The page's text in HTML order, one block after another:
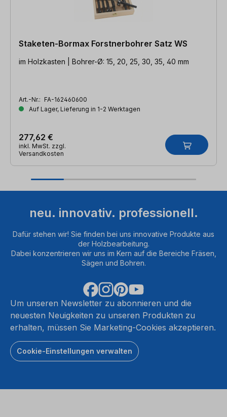
Staketen-Bormax Forstnerbohrer Satz WS
im Holzkasten | Bohrer-Ø: 15, 20, 25, 30, 35, 40 mm
Art.-Nr.: FA-162460600
Auf Lager, Lieferung in 1-2 Werktagen
277,62 €
inkl. MwSt. zzgl.
Versandkosten
neu. innovativ. professionell.
Dafür stehen wir! Sie finden bei uns innovative Produkte aus
der Holzbearbeitung.
Dabei konzentrieren wir uns im Kern auf die Bereiche Fräsen,
Sägen und Bohren.
Um unseren Newsletter zu abonnieren und die
neuesten Neuigkeiten zu unseren Produkten zu
erhalten, müssen Sie Marketing-Cookies akzeptieren.
Cookie-Einstellungen verwalten